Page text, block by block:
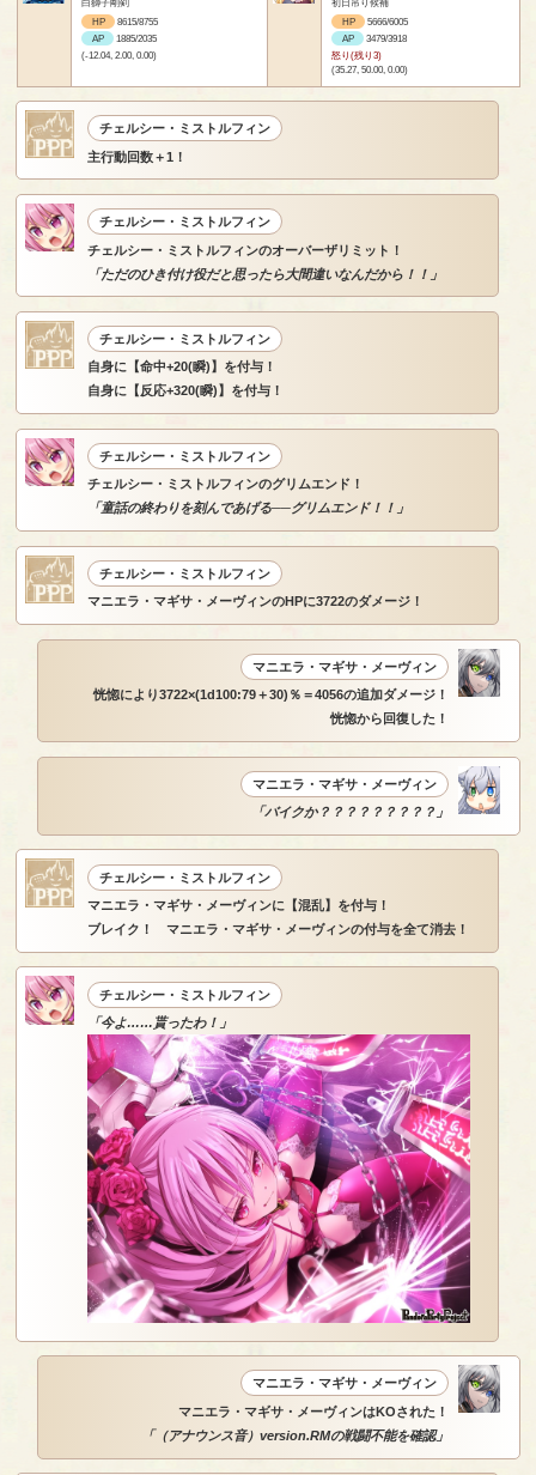
HP
8615/8755
AP
1885/2035
(-12.04, 2.00, 0.00)
HP
5666/6005
AP
3479/3918
怒り(残り3)
(35.27, 50.00, 0.00)
チェルシー・ミストルフィン
主行動回数＋1！
チェルシー・ミストルフィン
チェルシー・ミストルフィンのオーバーザリミット！
「ただのひき付け役だと思ったら大間違いなんだから！！」
チェルシー・ミストルフィン
自身に【命中+20(瞬)】を付与！
自身に【反応+320(瞬)】を付与！
チェルシー・ミストルフィン
チェルシー・ミストルフィンのグリムエンド！
「童話の終わりを刻んであげる──グリムエンド！！」
チェルシー・ミストルフィン
マニエラ・マギサ・メーヴィンのHPに3722のダメージ！
マニエラ・マギサ・メーヴィン
恍惚により3722×(1d100:79＋30)％＝4056の追加ダメージ！
恍惚から回復した！
マニエラ・マギサ・メーヴィン
「バイクか？？？？？？？？？」
チェルシー・ミストルフィン
マニエラ・マギサ・メーヴィンに【混乱】を付与！
ブレイク！ マニエラ・マギサ・メーヴィンの付与を全て消去！
チェルシー・ミストルフィン
「今よ……貰ったわ！」
マニエラ・マギサ・メーヴィン
マニエラ・マギサ・メーヴィンはKOされた！
「（アナウンス音）version.RMの戦闘不能を確認」